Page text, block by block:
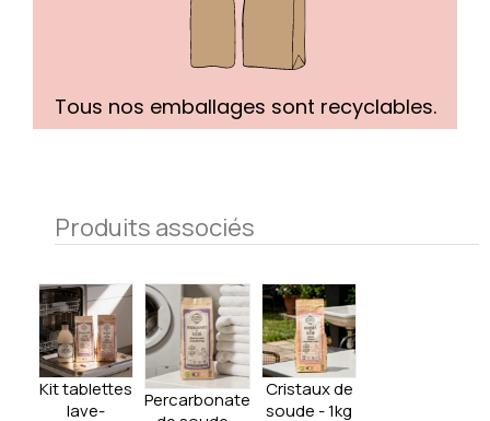
Tous nos emballages sont recyclables.
Produits associés
Kit tablettes
lave-
Percarbonate
Cristaux de
soude - 1kg